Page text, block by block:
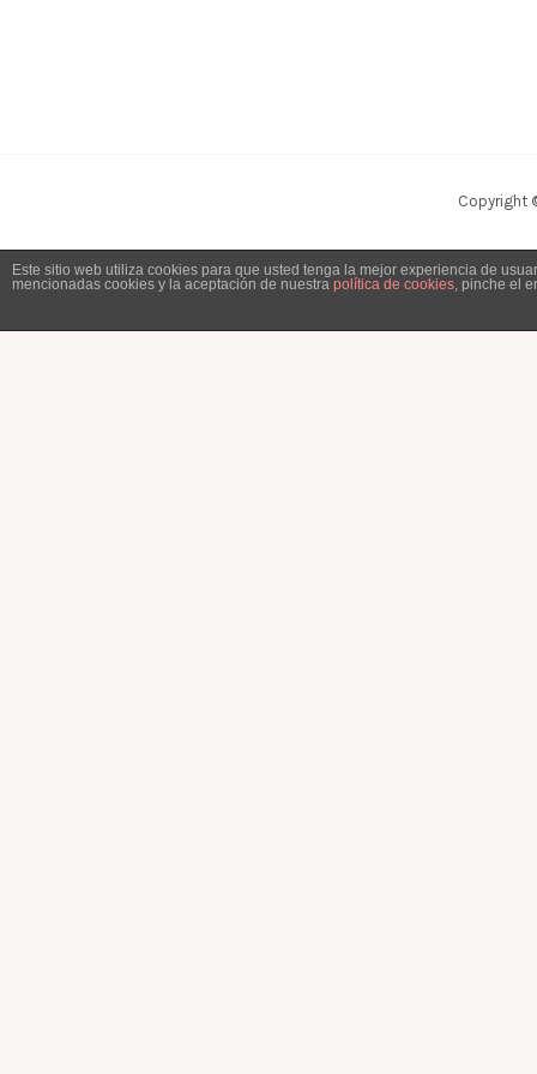
Copyright
Este sitio web utiliza cookies para que usted tenga la mejor experiencia de
mencionadas cookies y la aceptación de nuestra política de cookies , pinche el